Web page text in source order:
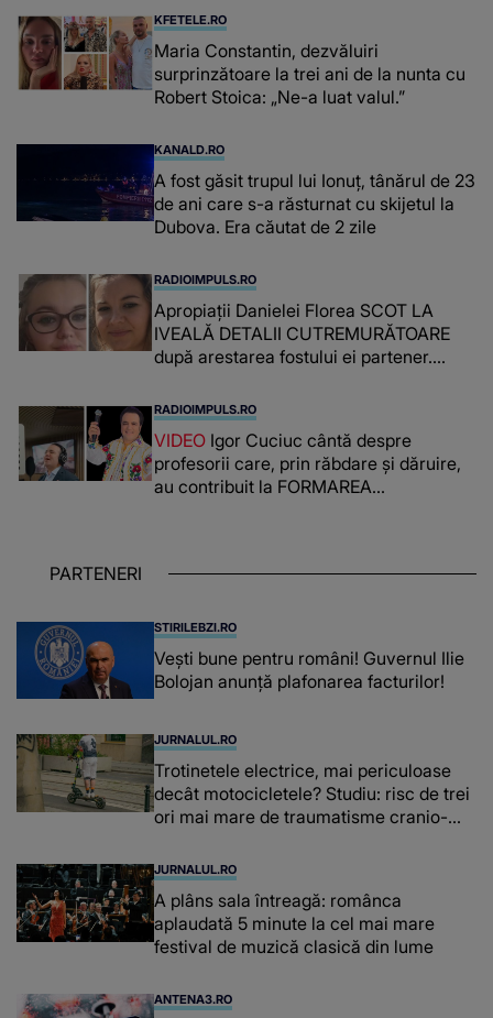
înțepe sânul”
KFETELE.RO
Maria Constantin, dezvăluiri
surprinzătoare la trei ani de la nunta cu
Robert Stoica: „Ne-a luat valul.”
KANALD.RO
A fost găsit trupul lui Ionuț, tânărul de 23
de ani care s-a răsturnat cu skijetul la
Dubova. Era căutat de 2 zile
RADIOIMPULS.RO
Apropiații Danielei Florea SCOT LA
IVEALĂ DETALII CUTREMURĂTOARE
după arestarea fostului ei partener.
românca ucisă în Italia și ascunsă în
lada unui pat: " Îmi pare rău că nu am
reușit să fac mai mult pentru ea și..."
RADIOIMPULS.RO
VIDEO Igor Cuciuc cântă despre
profesorii care, prin răbdare și dăruire,
au contribuit la FORMAREA
chiar și după trecerea anilor: "De
PARTENERI
STIRILEBZI.RO
Vești bune pentru români! Guvernul Ilie
Bolojan anunță plafonarea facturilor!
JURNALUL.RO
Trotinetele electrice, mai periculoase
decât motocicletele? Studiu: risc de trei
ori mai mare de traumatisme cranio-
JURNALUL.RO
A plâns sala întreagă: românca
aplaudată 5 minute la cel mai mare
festival de muzică clasică din lume
ANTENA3.RO